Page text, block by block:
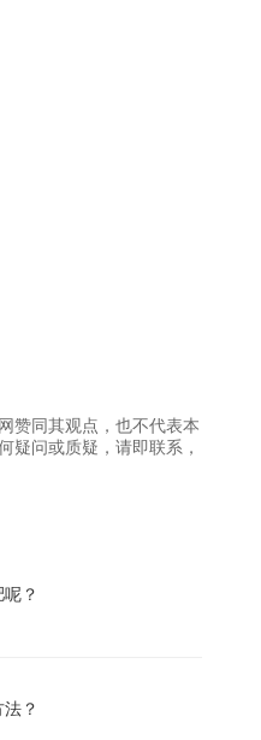
赞同其观点，也不代表本
疑问或质疑，请即联系，
？
？